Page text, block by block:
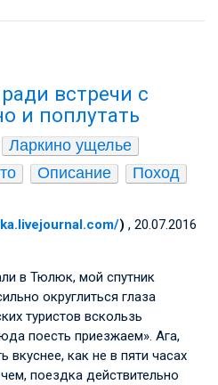
встречи с
и поплутать
Ларкино ущелье
Описание
Поход
) , 20.07.2016
в Тюлюк, мой спутник
округлиться глаза
туристов вскользь
поесть приезжаем». Ага,
как не в пяти часах
поездка действительно